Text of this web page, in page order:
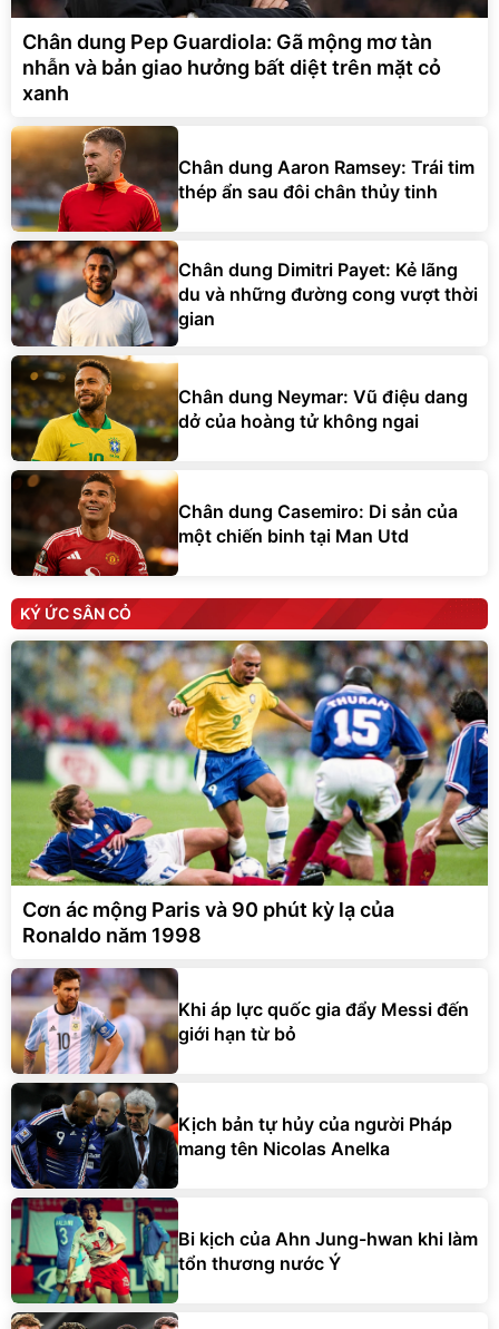
Chân dung Pep Guardiola: Gã mộng mơ tàn
nhẫn và bản giao hưởng bất diệt trên mặt cỏ
xanh
Chân dung Aaron Ramsey: Trái tim
thép ẩn sau đôi chân thủy tinh
Chân dung Dimitri Payet: Kẻ lãng
du và những đường cong vượt thời
gian
Chân dung Neymar: Vũ điệu dang
dở của hoàng tử không ngai
Chân dung Casemiro: Di sản của
một chiến binh tại Man Utd
KÝ ỨC SÂN CỎ
Cơn ác mộng Paris và 90 phút kỳ lạ của
Ronaldo năm 1998
Khi áp lực quốc gia đẩy Messi đến
giới hạn từ bỏ
Kịch bản tự hủy của người Pháp
mang tên Nicolas Anelka
Bi kịch của Ahn Jung-hwan khi làm
tổn thương nước Ý